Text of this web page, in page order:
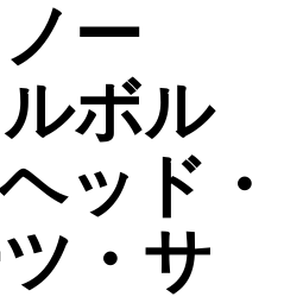
ー
ボル
ッド・
・サ